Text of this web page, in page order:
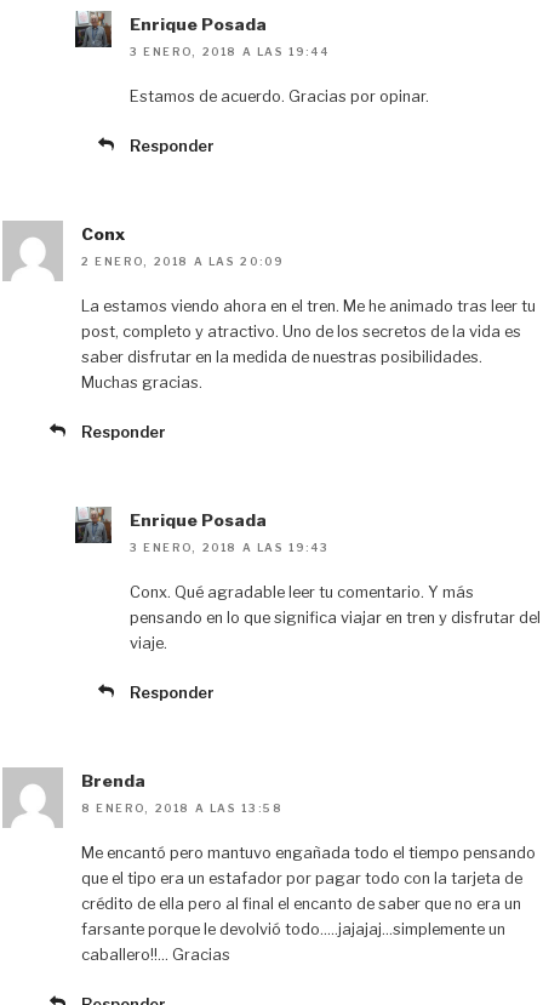
Enrique Posada
3 ENERO, 2018 A LAS 19:44
Estamos de acuerdo. Gracias por opinar.
Responder
Conx
2 ENERO, 2018 A LAS 20:09
La estamos viendo ahora en el tren. Me he animado tras leer tu
post, completo y atractivo. Uno de los secretos de la vida es
saber disfrutar en la medida de nuestras posibilidades.
Muchas gracias.
Responder
Enrique Posada
3 ENERO, 2018 A LAS 19:43
Conx. Qué agradable leer tu comentario. Y más
pensando en lo que significa viajar en tren y disfrutar del
viaje.
Responder
Brenda
8 ENERO, 2018 A LAS 13:58
Me encantó pero mantuvo engañada todo el tiempo pensando
que el tipo era un estafador por pagar todo con la tarjeta de
crédito de ella pero al final el encanto de saber que no era un
farsante porque le devolvió todo…..jajajaj…simplemente un
caballero!!… Gracias